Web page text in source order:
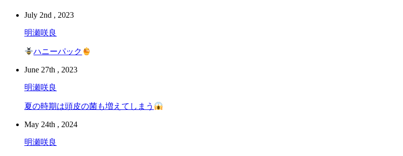
July 2nd , 2023
明瀬咲良
ハニーパック
June 27th , 2023
明瀬咲良
夏の時期は頭皮の菌も増えてしまう
May 24th , 2024
明瀬咲良